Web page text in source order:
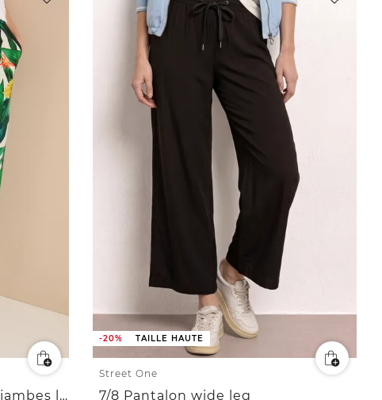
7/8 Pantalon taille haute à jambes larges, coupe loose
-20% TAILLE HAUTE
Street One
7/8 Pantalon wide leg